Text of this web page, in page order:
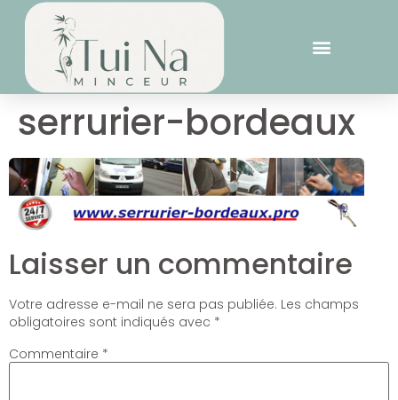
serrurier-bordeaux
Laisser un commentaire
Votre adresse e-mail ne sera pas publiée. Les champs
obligatoires sont indiqués avec *
Commentaire *